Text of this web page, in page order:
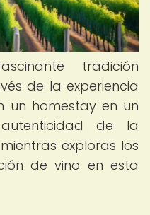
tradición
de la experiencia
un homestay en un
de la
exploras los
de vino en esta